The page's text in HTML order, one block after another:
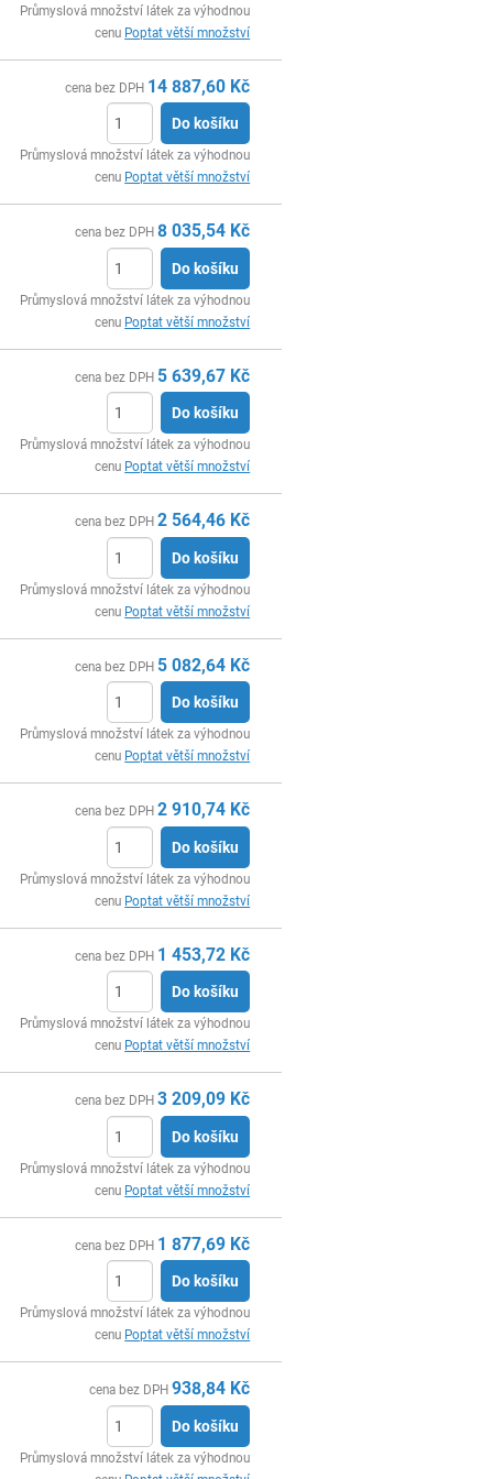
Průmyslová množství látek za výhodnou
cenu Poptat větší množství
cena bez DPH 14 887,60 Kč
Do košíku
Průmyslová množství látek za výhodnou
cenu Poptat větší množství
cena bez DPH 8 035,54 Kč
Do košíku
Průmyslová množství látek za výhodnou
cenu Poptat větší množství
cena bez DPH 5 639,67 Kč
Do košíku
Průmyslová množství látek za výhodnou
cenu Poptat větší množství
cena bez DPH 2 564,46 Kč
Do košíku
Průmyslová množství látek za výhodnou
cenu Poptat větší množství
cena bez DPH 5 082,64 Kč
Do košíku
Průmyslová množství látek za výhodnou
cenu Poptat větší množství
cena bez DPH 2 910,74 Kč
Do košíku
Průmyslová množství látek za výhodnou
cenu Poptat větší množství
cena bez DPH 1 453,72 Kč
Do košíku
Průmyslová množství látek za výhodnou
cenu Poptat větší množství
cena bez DPH 3 209,09 Kč
Do košíku
Průmyslová množství látek za výhodnou
cenu Poptat větší množství
cena bez DPH 1 877,69 Kč
Do košíku
Průmyslová množství látek za výhodnou
cenu Poptat větší množství
cena bez DPH 938,84 Kč
Do košíku
Průmyslová množství látek za výhodnou